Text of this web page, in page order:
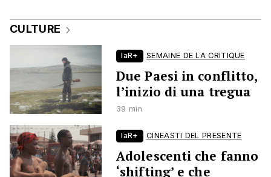
CULTURE
laR+ SEMAINE DE LA CRITIQUE
Due Paesi in conflitto,
l’inizio di una tregua
39 min
laR+ CINEASTI DEL PRESENTE
Adolescenti che fanno
‘shifting’ e che